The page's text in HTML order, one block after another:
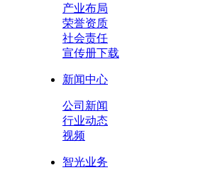
产业布局
荣誉资质
社会责任
宣传册下载
新闻中心
公司新闻
行业动态
视频
智光业务